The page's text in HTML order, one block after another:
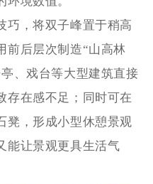
巧，将双子峰置于稍高
前后层次制造“山高林
、戏台等大型建筑直接
存在感不足；同时可在
凳，形成小型休憩景观
能让景观更具生活气